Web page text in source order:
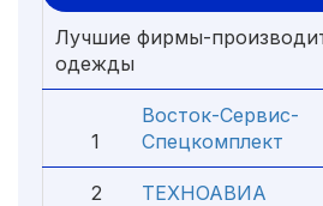
Лучшие фирмы-
одежды
1
Восток-Сервис-
Спецкомплект
2 ТЕХНОАВИА